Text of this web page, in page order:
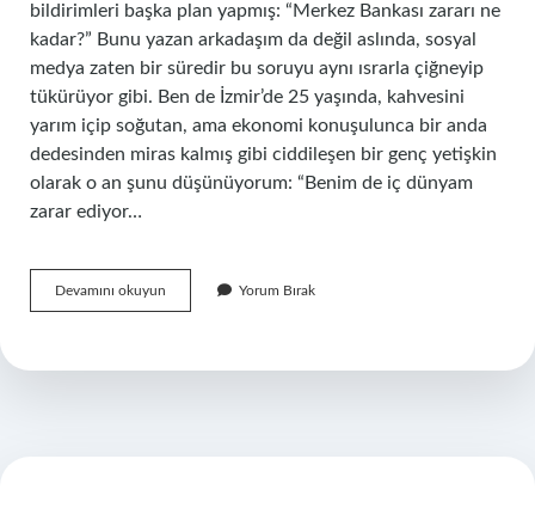
bildirimleri başka plan yapmış: “Merkez Bankası zararı ne
kadar?” Bunu yazan arkadaşım da değil aslında, sosyal
medya zaten bir süredir bu soruyu aynı ısrarla çiğneyip
tükürüyor gibi. Ben de İzmir’de 25 yaşında, kahvesini
yarım içip soğutan, ama ekonomi konuşulunca bir anda
dedesinden miras kalmış gibi ciddileşen bir genç yetişkin
olarak o an şunu düşünüyorum: “Benim de iç dünyam
zarar ediyor…
Devamını okuyun
Bankası
kadar
Yorum Bırak